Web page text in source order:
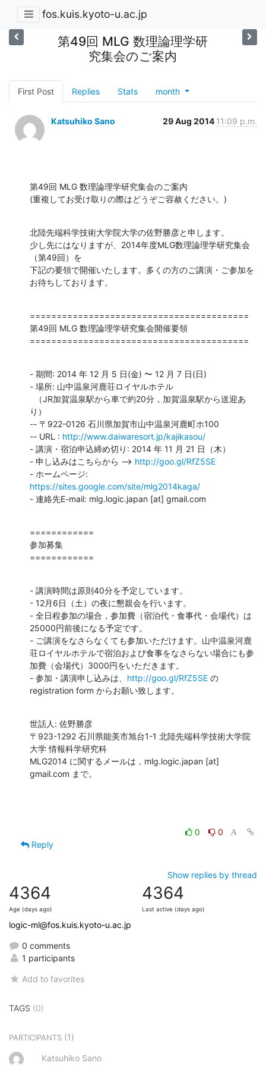
fos.kuis.kyoto-u.ac.jp
第49回 MLG 数理論理学研
究集会のご案内
First Post Replies Stats month
Katsuhiko Sano 29 Aug 2014 11:09 p.m.
第49回 MLG 数理論理学研究集会のご案内
(重複してお受け取りの際はどうぞご容赦ください。)
北陸先端科学技術大学院大学の佐野勝彦と申します。
少し先にはなりますが、2014年度MLG数理論理学研究集会
（第49回）を
下記の要領で開催いたします。多くの方のご講演・ご参加を
お待ちしております。
=========================================
第49回 MLG 数理論理学研究集会開催要領
=========================================
- 期間: 2014 年 12 月 5 日(金) 〜 12 月 7 日(日)
- 場所: 山中温泉河鹿荘ロイヤルホテル
り）
-- 〒922-0126 石川県加賀市山中温泉河鹿町ホ100
-- URL : http://www.daiwaresort.jp/kajikasou/
- 講演・宿泊申込締め切り: 2014 年 11 月 21 日（木）
- 申し込みはこちらから --> http://goo.gl/RfZ5SE
https://sites.google.com/site/mlg2014kaga/
- 連絡先E-mail: mlg.logic.japan [at] gmail.com
============
参加募集
============
- 講演時間は原則40分を予定しています。
- 12月6日（土）の夜に懇親会を行います。
- 全日程参加の場合，参加費（宿泊代・食事代・会場代）は
25000円前後になる予定です。
- ご講演をなさらなくても参加いただけます。山中温泉河鹿
荘ロイヤルホテルで宿泊および食事をなさらない場合にも参
加費（会場代）3000円をいただきます。
- 参加・講演申し込みは、 http://goo.gl/RfZ5SE の
registration form からお願い致します。
世話人: 佐野勝彦
〒923-1292 石川県能美市旭台1-1 北陸先端科学技術大学院
大学 情報科学研究科
MLG2014 に関するメールは，mlg.logic.japan [at]
gmail.com まで。
0
0
Reply
Show replies by thread
4364
Age (days ago)
4364
Last active (days ago)
logic-ml@fos.kuis.kyoto-u.ac.jp
0 comments
1 participants
Add to favorites
TAGS (0)
PARTICIPANTS (1)
Katsuhiko Sano